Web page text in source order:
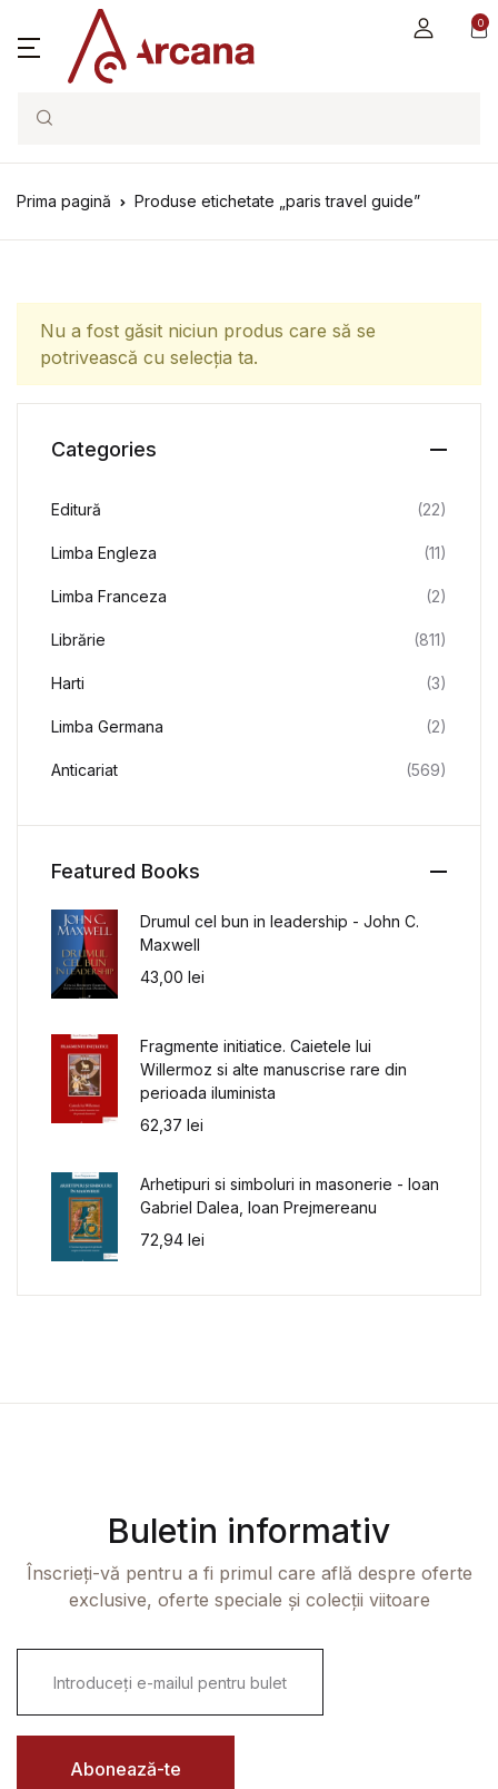
0
Search
Prima pagină Produse etichetate „paris travel guide”
Nu a fost găsit niciun produs care să se
potrivească cu selecția ta.
Categories
Editură (22)
Limba Engleza (11)
Limba Franceza (2)
Librărie (811)
Harti (3)
Limba Germana (2)
Anticariat (569)
Featured Books
Drumul cel bun in leadership - John C.
Maxwell
43,00 lei
Fragmente initiatice. Caietele lui
Willermoz si alte manuscrise rare din
perioada iluminista
62,37 lei
Arhetipuri si simboluri in masonerie - Ioan
Gabriel Dalea, Ioan Prejmereanu
72,94 lei
Buletin informativ
Înscrieți-vă pentru a fi primul care află despre oferte
exclusive, oferte speciale și colecții viitoare
i
l
Abonează-te